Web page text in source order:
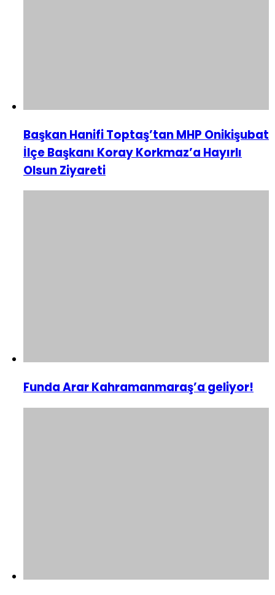
Başkan Hanifi Toptaş’tan MHP Onikişubat
İlçe Başkanı Koray Korkmaz’a Hayırlı
Olsun Ziyareti
Funda Arar Kahramanmaraş’a geliyor!